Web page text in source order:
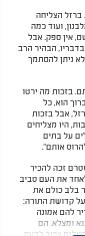
ברזל הצליחה
ועוד כמה
אין ספק. אבל
הבהיר הרב
ניתן להסתמך
בזכות מה ירטו
הוא, כל
אבל בזכות
היו מצליחים
על בתים
אותם".
זכה להכיר
את העם סביב
בלב כולם את
קדושת התורה:
להם אמונה
ומצלא. הם
צריך לדעת